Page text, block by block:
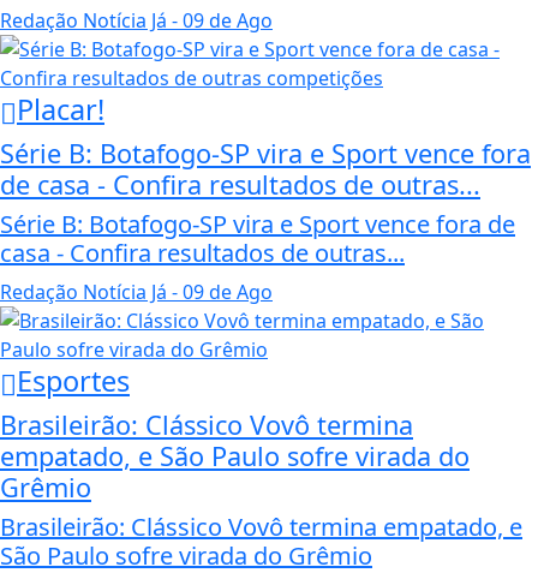
Redação Notícia Já - 09 de Ago
Placar!
Série B: Botafogo-SP vira e Sport vence fora
de casa - Confira resultados de outras...
Série B: Botafogo-SP vira e Sport vence fora de
casa - Confira resultados de outras...
Redação Notícia Já - 09 de Ago
Esportes
Brasileirão: Clássico Vovô termina
empatado, e São Paulo sofre virada do
Grêmio
Brasileirão: Clássico Vovô termina empatado, e
São Paulo sofre virada do Grêmio